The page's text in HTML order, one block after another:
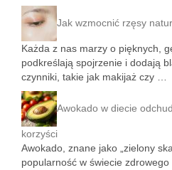
Jak wzmocnić rzęsy
Każda z nas marzy o pięknych,
podkreślają spojrzenie i dodają
czynniki, takie jak makijaż czy …
Awokado w diecie
korzyści
Awokado, znane jako „zielony
popularność w świecie